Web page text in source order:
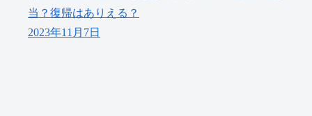
当？復帰はありえる？
2023年11月7日